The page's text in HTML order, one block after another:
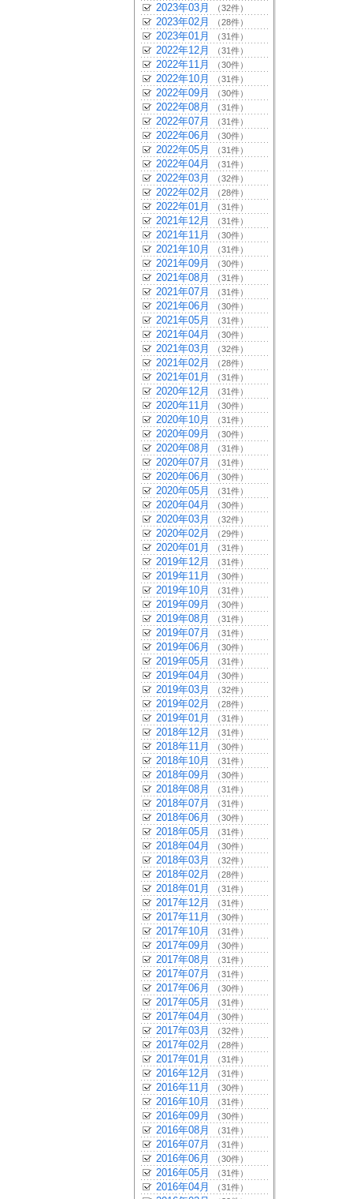
2023年03月 （32件）
2023年02月 （28件）
2023年01月 （31件）
2022年12月 （31件）
2022年11月 （30件）
2022年10月 （31件）
2022年09月 （30件）
2022年08月 （31件）
2022年07月 （31件）
2022年06月 （30件）
2022年05月 （31件）
2022年04月 （31件）
2022年03月 （32件）
2022年02月 （28件）
2022年01月 （31件）
2021年12月 （31件）
2021年11月 （30件）
2021年10月 （31件）
2021年09月 （30件）
2021年08月 （31件）
2021年07月 （31件）
2021年06月 （30件）
2021年05月 （31件）
2021年04月 （30件）
2021年03月 （32件）
2021年02月 （28件）
2021年01月 （31件）
2020年12月 （31件）
2020年11月 （30件）
2020年10月 （31件）
2020年09月 （30件）
2020年08月 （31件）
2020年07月 （31件）
2020年06月 （30件）
2020年05月 （31件）
2020年04月 （30件）
2020年03月 （32件）
2020年02月 （29件）
2020年01月 （31件）
2019年12月 （31件）
2019年11月 （30件）
2019年10月 （31件）
2019年09月 （30件）
2019年08月 （31件）
2019年07月 （31件）
2019年06月 （30件）
2019年05月 （31件）
2019年04月 （30件）
2019年03月 （32件）
2019年02月 （28件）
2019年01月 （31件）
2018年12月 （31件）
2018年11月 （30件）
2018年10月 （31件）
2018年09月 （30件）
2018年08月 （31件）
2018年07月 （31件）
2018年06月 （30件）
2018年05月 （31件）
2018年04月 （30件）
2018年03月 （32件）
2018年02月 （28件）
2018年01月 （31件）
2017年12月 （31件）
2017年11月 （30件）
2017年10月 （31件）
2017年09月 （30件）
2017年08月 （31件）
2017年07月 （31件）
2017年06月 （30件）
2017年05月 （31件）
2017年04月 （30件）
2017年03月 （32件）
2017年02月 （28件）
2017年01月 （31件）
2016年12月 （31件）
2016年11月 （30件）
2016年10月 （31件）
2016年09月 （30件）
2016年08月 （31件）
2016年07月 （31件）
2016年06月 （30件）
2016年05月 （31件）
2016年04月 （31件）